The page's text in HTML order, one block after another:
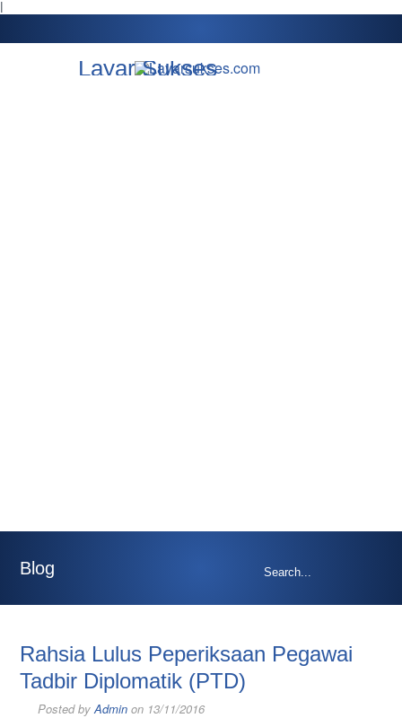
l
Layar Sukses
Blog
Rahsia Lulus Peperiksaan Pegawai
Tadbir Diplomatik (PTD)
Posted byAdmin on 13/11/2016